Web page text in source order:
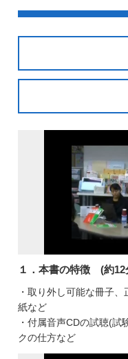
１．本書の特徴 (約12
・取り外し可能な冊子
紙など
・付属音声CDの試聴(試
クの仕方など